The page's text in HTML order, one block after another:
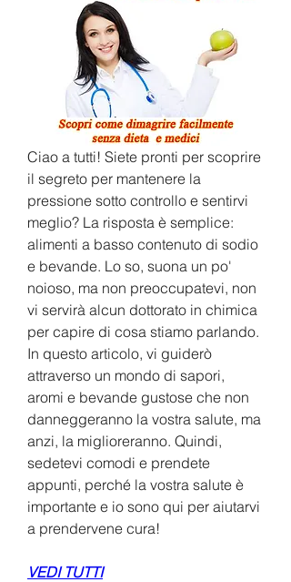
Ciao a tutti! Siete pronti per scoprire
il segreto per mantenere la
pressione sotto controllo e sentirvi
meglio? La risposta è semplice:
alimenti a basso contenuto di sodio
e bevande. Lo so, suona un po'
noioso, ma non preoccupatevi, non
vi servirà alcun dottorato in chimica
per capire di cosa stiamo parlando.
In questo articolo, vi guiderò
attraverso un mondo di sapori,
aromi e bevande gustose che non
danneggeranno la vostra salute, ma
anzi, la miglioreranno. Quindi,
sedetevi comodi e prendete
appunti, perché la vostra salute è
importante e io sono qui per aiutarvi
a prendervene cura!
VEDI TUTTI